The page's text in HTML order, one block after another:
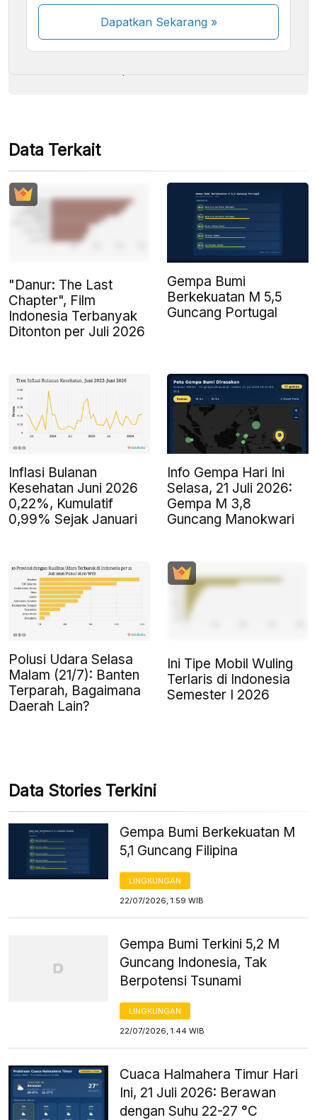
Dapatkan Sekarang»
Beberapa metode pembayaran masih dalam
Data Terkait
"Danur: The Last
Chapter", Film
Indonesia Terbanyak
Ditonton per Juli 2026
Gempa Bumi
Berkekuatan M 5,5
Guncang Portugal
Inflasi Bulanan
Kesehatan Juni 2026
0,22%, Kumulatif
0,99% Sejak Januari
Info Gempa Hari Ini
Selasa, 21 Juli 2026:
Gempa M 3,8
Guncang Manokwari
Polusi Udara Selasa
Malam (21/7): Banten
Terparah, Bagaimana
Daerah Lain?
Ini Tipe Mobil Wuling
Terlaris di Indonesia
Semester I 2026
Data Stories Terkini
Gempa Bumi Berkekuatan M
5,1 Guncang Filipina
LINGKUNGAN
22/07/2026, 1:59 WIB
Gempa Bumi Terkini 5,2 M
Guncang Indonesia, Tak
Berpotensi Tsunami
LINGKUNGAN
22/07/2026, 1:44 WIB
Cuaca Halmahera Timur Hari
Ini, 21 Juli 2026: Berawan
dengan Suhu 22-27 °C